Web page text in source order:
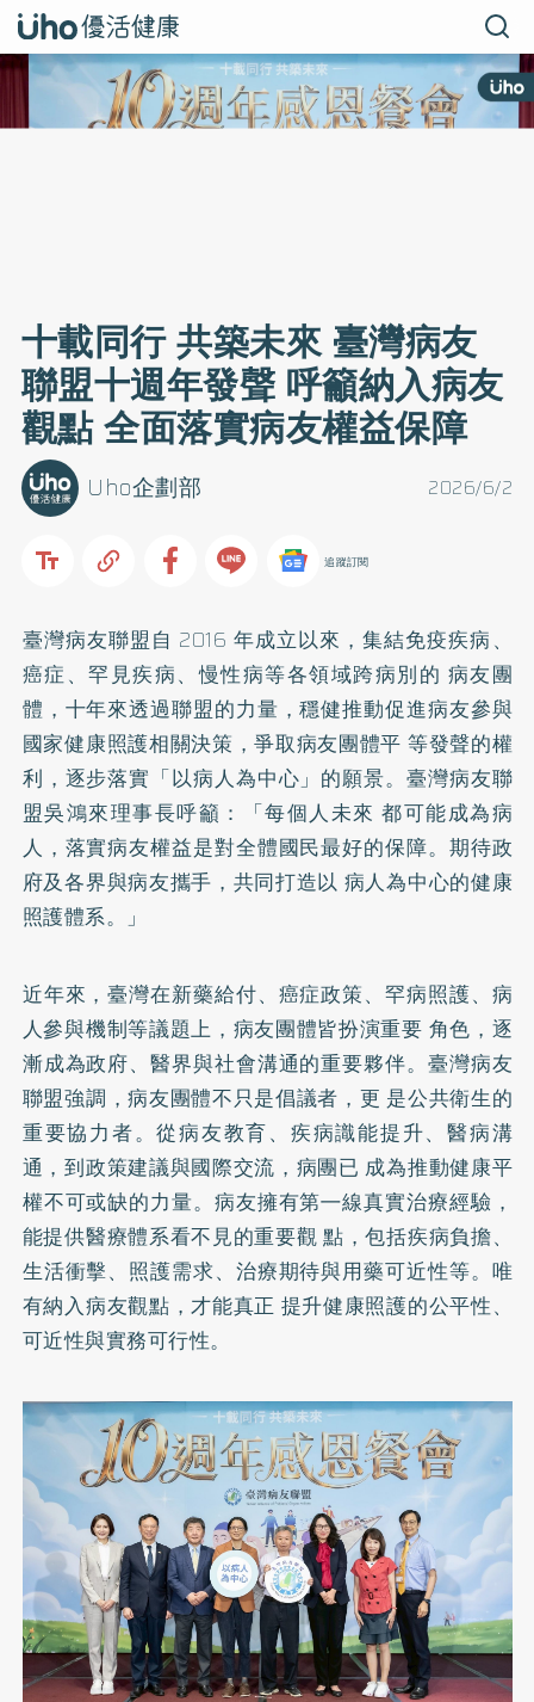
十載同行 共築未來 臺灣病友
聯盟十週年發聲 呼籲納入病友
觀點 全面落實病友權益保障
2026/6/2
Uho企劃部
追蹤訂閱
臺灣病友聯盟自 2016 年成立以來，集結免疫疾病、
癌症、罕見疾病、慢性病等各領域跨病別的 病友團
體，十年來透過聯盟的力量，穩健推動促進病友參與
國家健康照護相關決策，爭取病友團體平 等發聲的權
利，逐步落實「以病人為中心」的願景。臺灣病友聯
盟吳鴻來理事⾧呼籲：「每個人未來 都可能成為病
人，落實病友權益是對全體國民最好的保障。期待政
府及各界與病友攜手，共同打造以 病人為中心的健康
照護體系。」
近年來，臺灣在新藥給付、癌症政策、罕病照護、病
人參與機制等議題上，病友團體皆扮演重要 角色，逐
漸成為政府、醫界與社會溝通的重要夥伴。臺灣病友
聯盟強調，病友團體不只是倡議者，更 是公共衛生的
重要協力者。從病友教育、疾病識能提升、醫病溝
通，到政策建議與國際交流，病團已 成為推動健康平
權不可或缺的力量。病友擁有第㇐線真實治療經驗，
能提供醫療體系看不見的重要觀 點，包括疾病負擔、
生活衝擊、照護需求、治療期待與用藥可近性等。唯
有納入病友觀點，才能真正 提升健康照護的公平性、
可近性與實務可行性。